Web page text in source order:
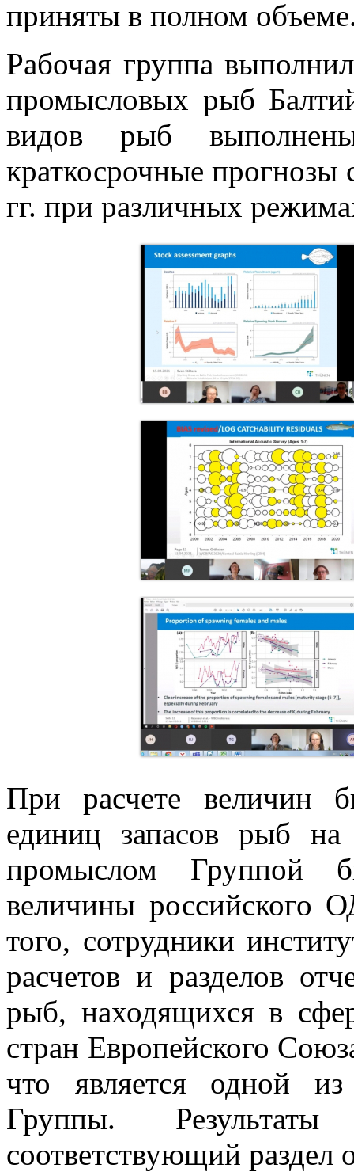
приняты в полном
Рабочая группа
промысловых рыб
видов рыб
краткосрочные прогнозы
гг. при различных
При расчете величин
единиц запасов рыб
промыслом Группой
величины российского
того, сотрудники
расчетов и разделов
рыб, находящихся в
стран Европейского
что является одной
Группы.
соответствующий